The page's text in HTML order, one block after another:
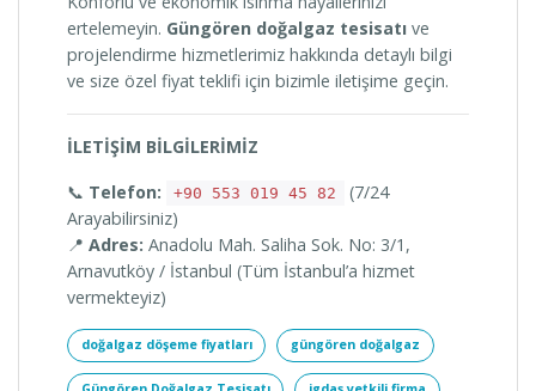
ertelemeyin. Güngören doğalgaz tesisatı ve
projelendirme hizmetlerimiz hakkında detaylı bilgi
ve size özel fiyat teklifi için bizimle iletişime geçin.
İLETİŞİM BİLGİLERİMİZ
📞 Telefon: +90 553 019 45 82
(7/24
Arayabilirsiniz)
📍 Adres: Anadolu Mah. Saliha Sok. No: 3/1,
Arnavutköy / İstanbul (Tüm İstanbul’a hizmet
vermekteyiz)
doğalgaz döşeme fiyatları güngören doğalgaz